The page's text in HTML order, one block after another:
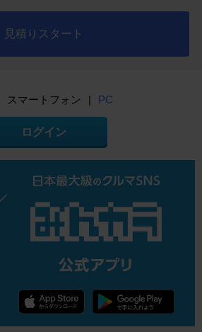
見積りスタート
スマートフォン | PC
ログイン